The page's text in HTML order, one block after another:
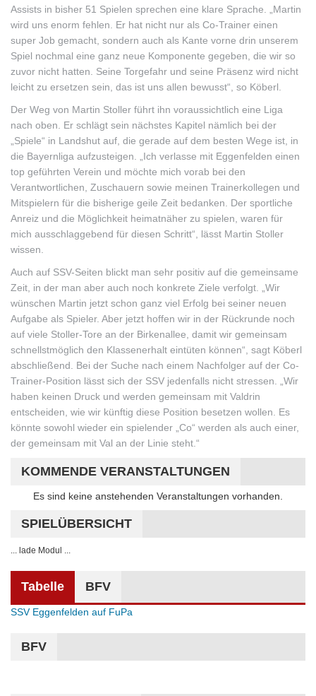
Assists in bisher 51 Spielen sprechen eine klare Sprache. „Martin
wird uns enorm fehlen. Er hat nicht nur als Co-Trainer einen
super Job gemacht, sondern auch als Kante vorne drin unserem
Spiel nochmal eine ganz neue Komponente gegeben, die wir so
zuvor nicht hatten. Seine Torgefahr und seine Präsenz wird nicht
leicht zu ersetzen sein, das ist uns allen bewusst“, so Köberl.
Der Weg von Martin Stoller führt ihn voraussichtlich eine Liga
nach oben. Er schlägt sein nächstes Kapitel nämlich bei der
„Spiele“ in Landshut auf, die gerade auf dem besten Wege ist, in
die Bayernliga aufzusteigen. „Ich verlasse mit Eggenfelden einen
top geführten Verein und möchte mich vorab bei den
Verantwortlichen, Zuschauern sowie meinen Trainerkollegen und
Mitspielern für die bisherige geile Zeit bedanken. Der sportliche
Anreiz und die Möglichkeit heimatnäher zu spielen, waren für
mich ausschlaggebend für diesen Schritt“, lässt Martin Stoller
wissen.
Auch auf SSV-Seiten blickt man sehr positiv auf die gemeinsame
Zeit, in der man aber auch noch konkrete Ziele verfolgt. „Wir
wünschen Martin jetzt schon ganz viel Erfolg bei seiner neuen
Aufgabe als Spieler. Aber jetzt hoffen wir in der Rückrunde noch
auf viele Stoller-Tore an der Birkenallee, damit wir gemeinsam
schnellstmöglich den Klassenerhalt eintüten können“, sagt Köberl
abschließend. Bei der Suche nach einem Nachfolger auf der Co-
Trainer-Position lässt sich der SSV jedenfalls nicht stressen. „Wir
haben keinen Druck und werden gemeinsam mit Valdrin
entscheiden, wie wir künftig diese Position besetzen wollen. Es
könnte sowohl wieder ein spielender „Co“ werden als auch einer,
der gemeinsam mit Val an der Linie steht.“
KOMMENDE VERANSTALTUNGEN
Hinweis
Es sind keine anstehenden Veranstaltungen vorhanden.
SPIELÜBERSICHT
... lade Modul ...
Tabelle BFV
SSV Eggenfelden auf FuPa
BFV